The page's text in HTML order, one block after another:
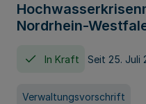
Nordrhein-
In Kraft Seit 25. Juli
Verwaltungsvorschrift